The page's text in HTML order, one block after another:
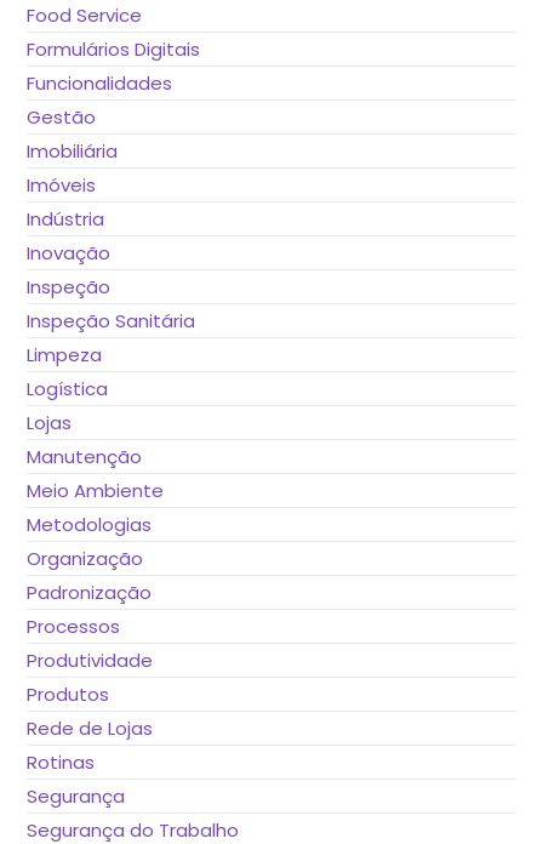
Food Service
Formulários Digitais
Funcionalidades
Gestão
Imobiliária
Imóveis
Indústria
Inovação
Inspeção
Inspeção Sanitária
Limpeza
Logística
Lojas
Manutenção
Meio Ambiente
Metodologias
Organização
Padronização
Processos
Produtividade
Produtos
Rede de Lojas
Rotinas
Segurança
Segurança do Trabalho